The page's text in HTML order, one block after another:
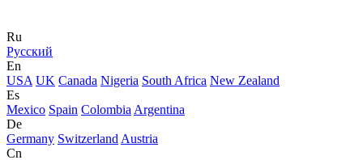
Ru
Русский
En
USA UK Canada Nigeria South Africa New Zealand
Es
Mexico Spain Colombia Argentina
De
Germany Switzerland Austria
Cn